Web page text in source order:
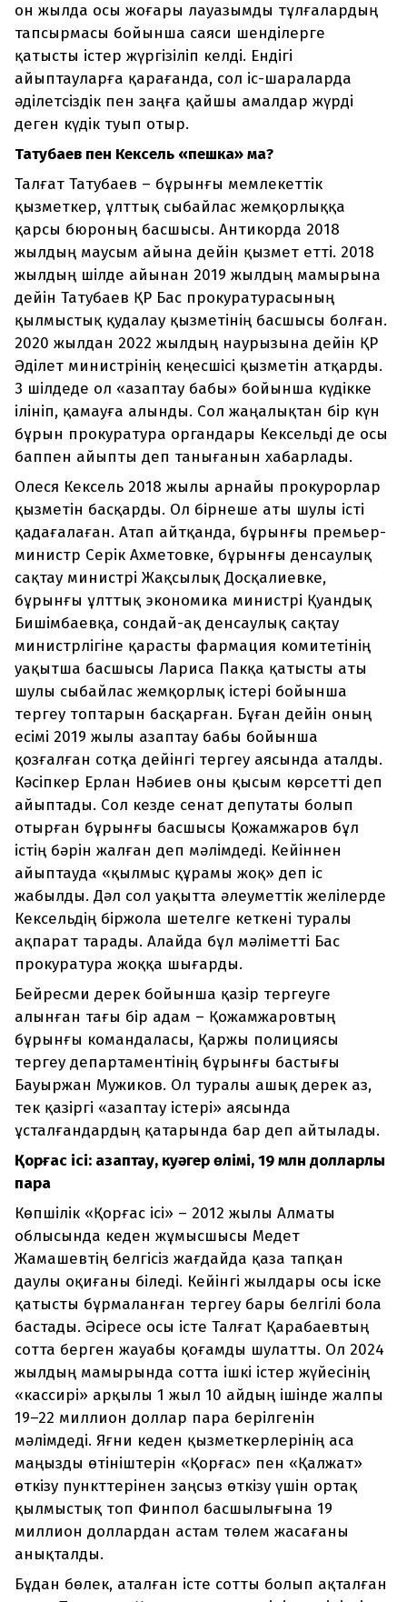
он жылда осы жоғары лауазымды тұлғалардың
тапсырмасы бойынша саяси шенділерге
қатысты істер жүргізіліп келді. Ендігі
айыптауларға қарағанда, сол іс-шараларда
әділетсіздік пен заңға қайшы амалдар жүрді
деген күдік туып отыр.
Татубаев пен Кексель «пешка»ма?
Талғат Татубаев – бұрынғы мемлекеттік
қызметкер, ұлттық сыбайлас жемқорлыққа
қарсы бюроның басшысы. Антикорда 2018
жылдың маусым айына дейін қызмет етті. 2018
жылдың шілде айынан 2019 жылдың мамырына
дейін Татубаев ҚР Бас прокуратурасының
қылмыстық қудалау қызметінің басшысы болған.
2020 жылдан 2022 жылдың наурызына дейін ҚР
Әділет министрінің кеңесшісі қызметін атқарды.
3 шілдеде ол «азаптау бабы» бойынша күдікке
ілініп, қамауға алынды. Сол жаңалықтан бір күн
бұрын прокуратура органдары Кексельді де осы
баппен айыпты деп танығанын хабарлады.
Олеся Кексель 2018 жылы арнайы прокурорлар
қызметін басқарды. Ол бірнеше аты шулы істі
қадағалаған. Атап айтқанда, бұрынғы премьер-
министр Серік Ахметовке, бұрынғы денсаулық
сақтау министрі Жақсылық Досқалиевке,
бұрынғы ұлттық экономика министрі Қуандық
Бишімбаевқа, сондай-ақ денсаулық сақтау
министрлігіне қарасты фармация комитетінің
уақытша басшысы Лариса Пакқа қатысты аты
шулы сыбайлас жемқорлық істері бойынша
тергеу топтарын басқарған. Бұған дейін оның
есімі 2019 жылы азаптау бабы бойынша
қозғалған сотқа дейінгі тергеу аясында аталды.
Кәсіпкер Ерлан Нәбиев оны қысым көрсетті деп
айыптады. Сол кезде сенат депутаты болып
отырған бұрынғы басшысы Қожамжаров бұл
істің бәрін жалған деп мәлімдеді. Кейіннен
айыптауда «қылмыс құрамы жоқ» деп іс
жабылды. Дәл сол уақытта әлеуметтік желілерде
Кексельдің біржола шетелге кеткені туралы
ақпарат тарады. Алайда бұл мәліметті Бас
прокуратура жоққа шығарды.
Бейресми дерек бойынша қазір тергеуге
алынған тағы бір адам – Қожамжаровтың
бұрынғы командаласы, Қаржы полициясы
тергеу департаментінің бұрынғы бастығы
Бауыржан Мужиков. Ол туралы ашық дерек аз,
тек қазіргі «азаптау істері» аясында
ұсталғандардың қатарында бар деп айтылады.
Қорғас ісі: азаптау, куәгер өлімі, 19 млн долларлық
пара
Көпшілік «Қорғас ісі» – 2012 жылы Алматы
облысында кеден жұмысшысы Медет
Жамашевтің белгісіз жағдайда қаза тапқан
даулы оқиғаны біледі. Кейінгі жылдары осы іске
қатысты бұрмаланған тергеу бары белгілі бола
бастады. Әсіресе осы істе Талғат Қарабаевтың
сотта берген жауабы қоғамды шулатты. Ол 2024
жылдың мамырында сотта ішкі істер жүйесінің
«кассирі» арқылы 1 жыл 10 айдың ішінде жалпы
19–22 миллион доллар пара берілгенін
мәлімдеді. Яғни кеден қызметкерлерінің аса
маңызды өтініштерін «Қорғас» пен «Қалжат»
өткізу пункттерінен заңсыз өткізу үшін ортақ
қылмыстық топ Финпол басшылығына 19
миллион доллардан астам төлем жасағаны
анықталды.
Бұдан бөлек, аталған істе сотты болып ақталған